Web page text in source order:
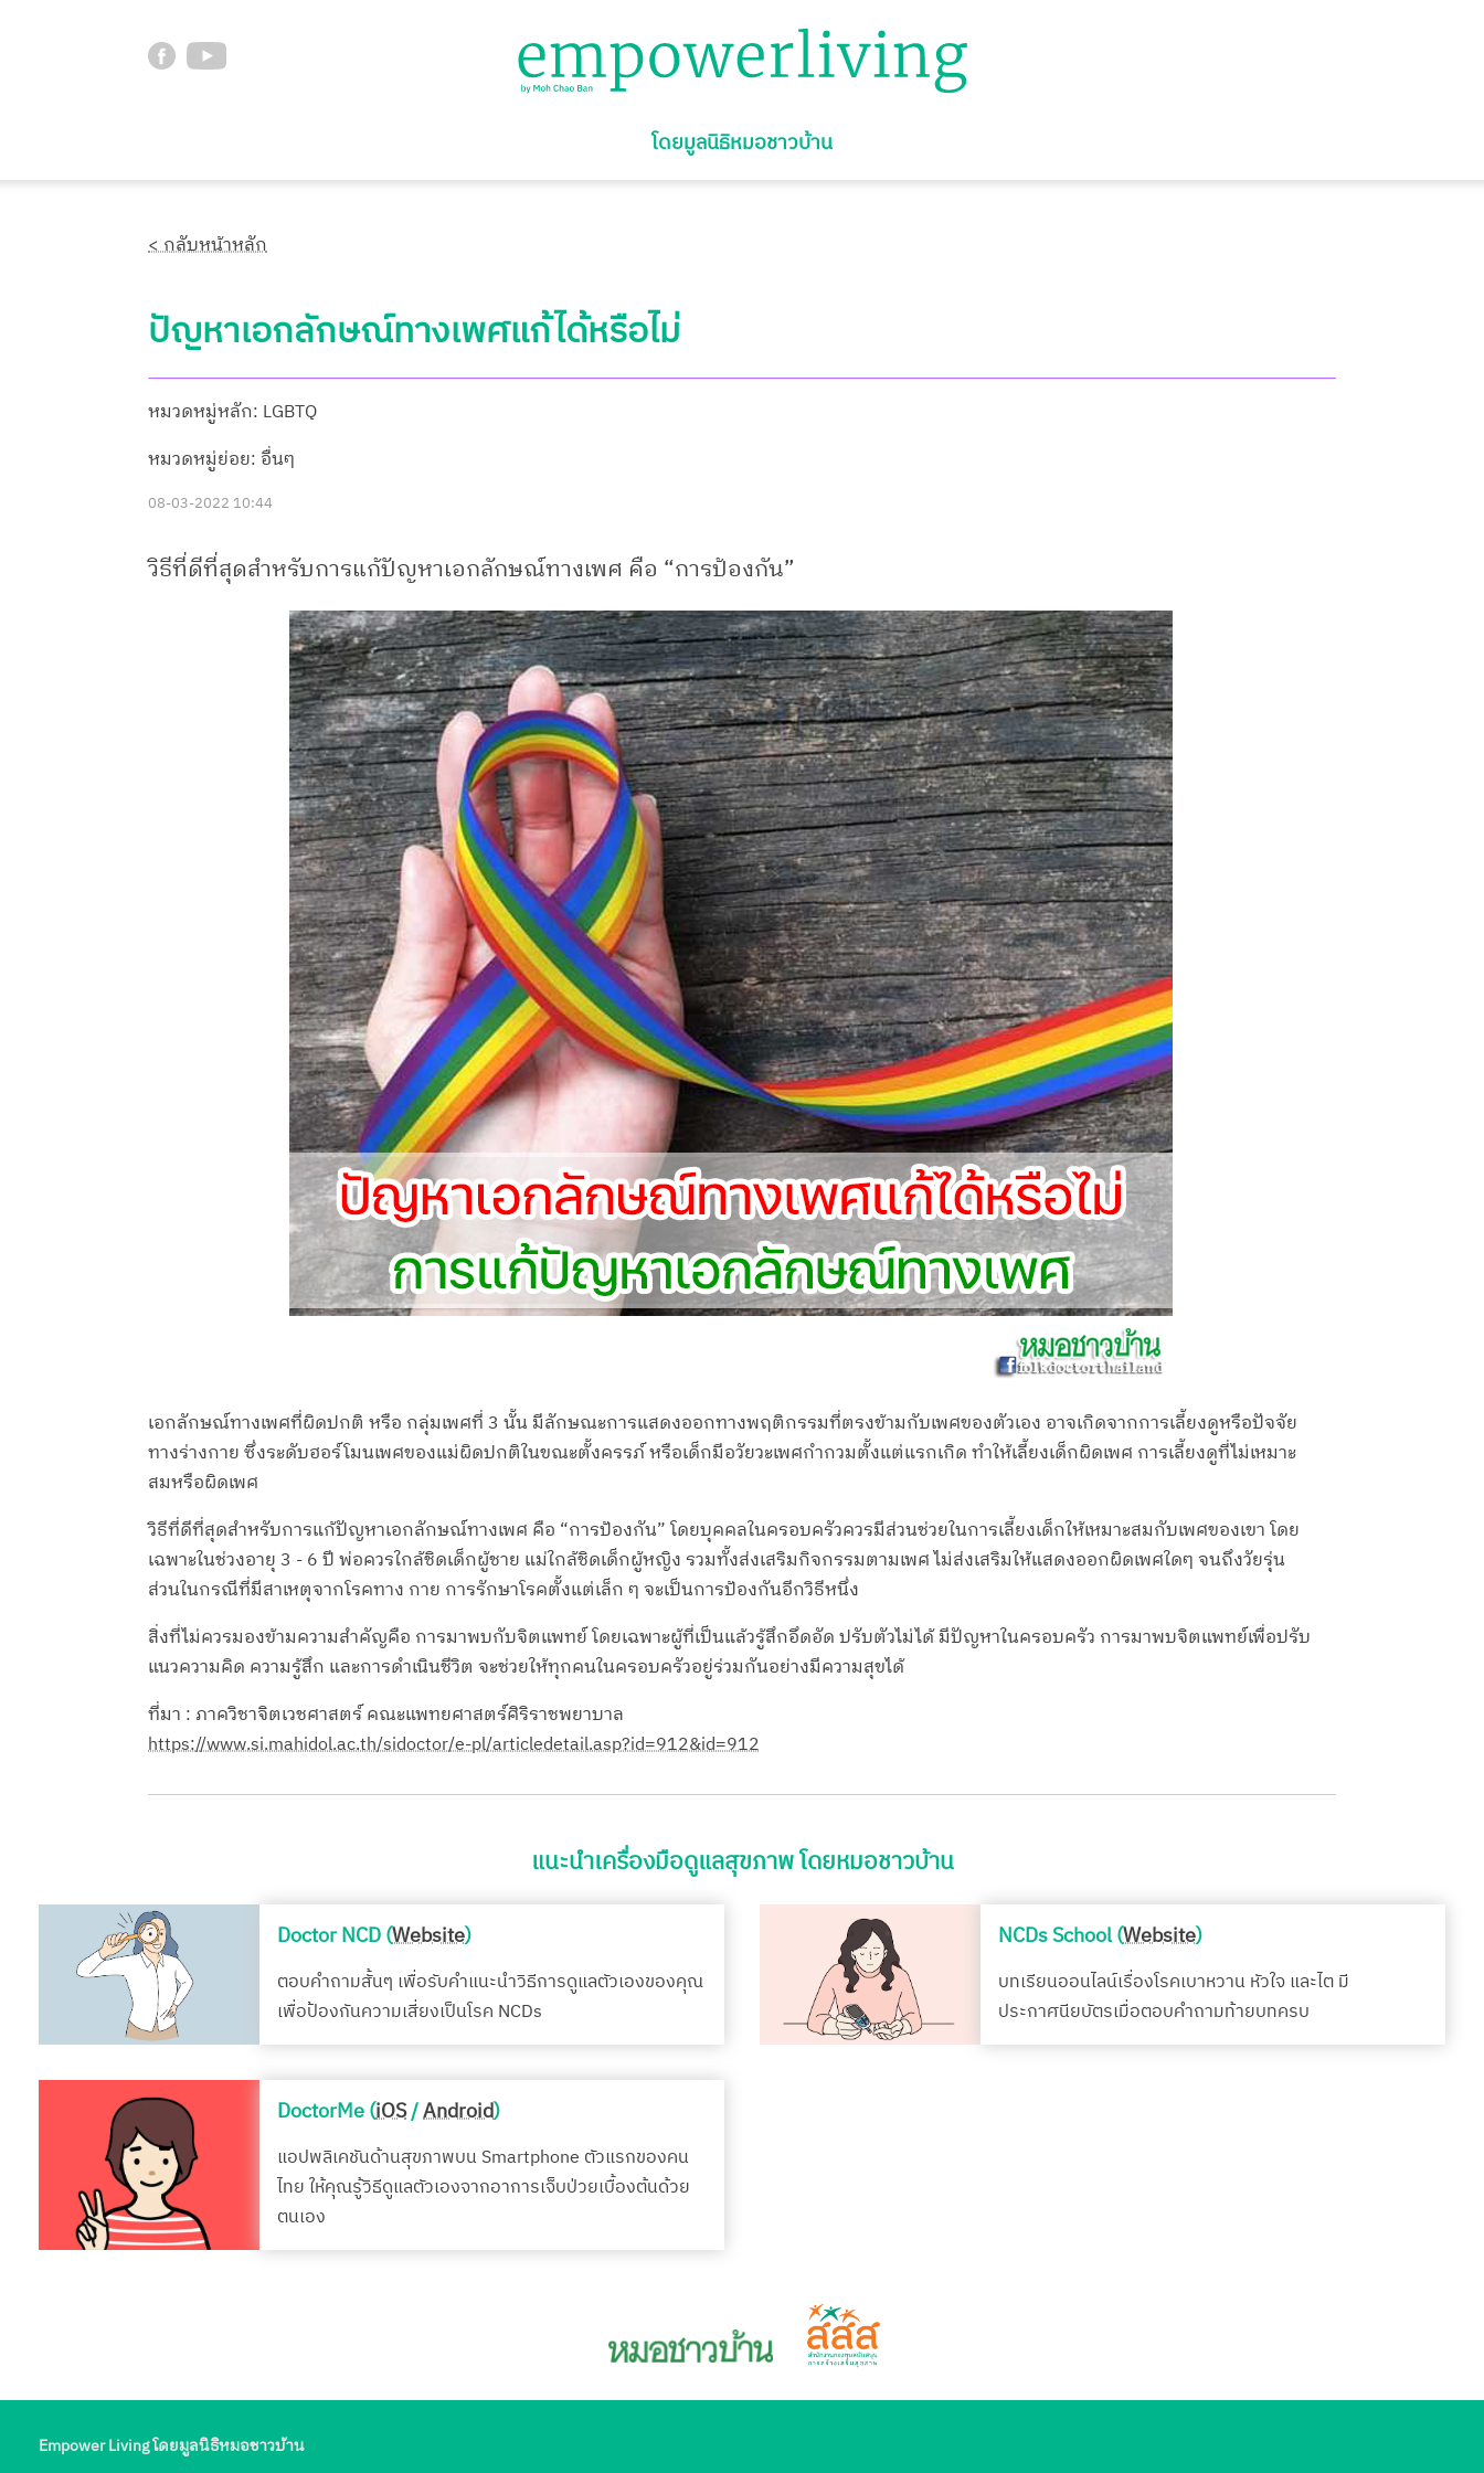
โดยมูลนิธิหมอชาวบ้าน
< กลับหน้าหลัก
ปัญหาเอกลักษณ์ทางเพศแก้ได้หรือไม่
หมวดหมู่หลัก: LGBTQ
หมวดหมู่ย่อย: อื่นๆ
08-03-2022 10:44
วิธีที่ดีที่สุดสำหรับการแก้ปัญหาเอกลักษณ์ทางเพศ คือ “การป้องกัน”
เอกลักษณ์ทางเพศที่ผิดปกติ หรือ กลุ่มเพศที่ 3 นั้น มีลักษณะการแสดงออกทางพฤติกรรมที่ตรงข้ามกับเพศของตัวเอง อาจเกิดจากการเลี้ยงดูหรือปัจจัย
ทางร่างกาย ซึ่งระดับฮอร์โมนเพศของแม่ผิดปกติในขณะตั้งครรภ์ หรือเด็กมีอวัยวะเพศกำกวมตั้งแต่แรกเกิด ทำให้เลี้ยงเด็กผิดเพศ การเลี้ยงดูที่ไม่เหมาะ
สมหรือผิดเพศ
วิธีที่ดีที่สุดสำหรับการแก้ปัญหาเอกลักษณ์ทางเพศ คือ “การป้องกัน” โดยบุคคลในครอบครัวควรมีส่วนช่วยในการเลี้ยงเด็กให้เหมาะสมกับเพศของเขา โดย
เฉพาะในช่วงอายุ 3 - 6 ปี พ่อควรใกล้ชิดเด็กผู้ชาย แม่ใกล้ชิดเด็กผู้หญิง รวมทั้งส่งเสริมกิจกรรมตามเพศ ไม่ส่งเสริมให้แสดงออกผิดเพศใดๆ จนถึงวัยรุ่น
ส่วนในกรณีที่มีสาเหตุจากโรคทาง กาย การรักษาโรคตั้งแต่เล็ก ๆ จะเป็นการป้องกันอีกวิธีหนึ่ง
สิ่งที่ไม่ควรมองข้ามความสำคัญคือ การมาพบกับจิตแพทย์ โดยเฉพาะผู้ที่เป็นแล้วรู้สึกอึดอัด ปรับตัวไม่ได้ มีปัญหาในครอบครัว การมาพบจิตแพทย์เพื่อปรับ
แนวความคิด ความรู้สึก และการดำเนินชีวิต จะช่วยให้ทุกคนในครอบครัวอยู่ร่วมกันอย่างมีความสุขได้
ที่มา : ภาควิชาจิตเวชศาสตร์ คณะแพทยศาสตร์ศิริราชพยาบาล
https://www.si.mahidol.ac.th/sidoctor/e-pl/articledetail.asp?id=912&id=912
แนะนำเครื่องมือดูแลสุขภาพ โดยหมอชาวบ้าน
Doctor NCD (Website)
ตอบคำถามสั้นๆ เพื่อรับคำแนะนำวิธีการดูแลตัวเองของคุณ
เพื่อป้องกันความเสี่ยงเป็นโรค NCDs
NCDs School (Website)
บทเรียนออนไลน์เรื่องโรคเบาหวาน หัวใจ และไต มี
ประกาศนียบัตรเมื่อตอบคำถามท้ายบทครบ
DoctorMe (iOS/Android)
แอปพลิเคชันด้านสุขภาพบน Smartphone ตัวแรกของคน
ไทย ให้คุณรู้วิธีดูแลตัวเองจากอาการเจ็บป่วยเบื้องต้นด้วย
ตนเอง
Empower Living โดยมูลนิธิหมอชาวบ้าน